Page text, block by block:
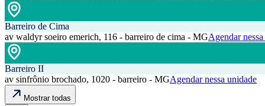
Barreiro de Cima
av waldyr soeiro emerich, 116 - barreiro de cima - MGAgendar
Barreiro II
av sinfrônio brochado, 1020 - barreiro - MGAgendar nessa unidade
Mostrar todas